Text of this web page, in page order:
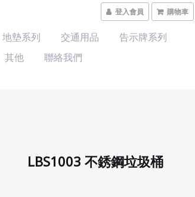
登入會員 購物車
地墊系列 交通用品
告示牌系列
其他 聯絡我們
LBS1003 不銹鋼垃圾桶